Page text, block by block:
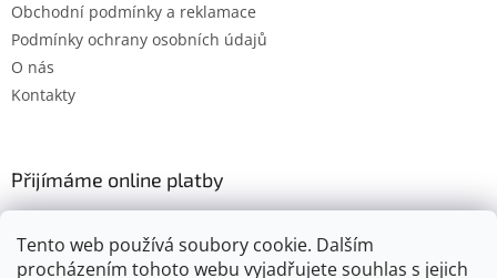
Tento web používá soubory cookie. Dalším
procházením tohoto webu vyjadřujete souhlas s jejich
Obchodní podmínky a reklamace
Podmínky ochrany osobních údajů
O nás
Kontakty
Přijímáme online platby